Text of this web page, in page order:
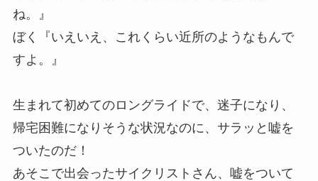
ね。』
ぼく『いえいえ、これくらい近所のようなもんで
すよ。』
生まれて初めてのロングライドで、迷子になり、
帰宅困難になりそうな状況なのに、サラッと嘘を
ついたのだ！
あそこで出会ったサイクリストさん、嘘をついて